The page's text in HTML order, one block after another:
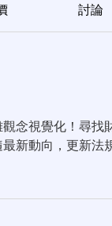
討論
念視覺化！尋
新動向，更新